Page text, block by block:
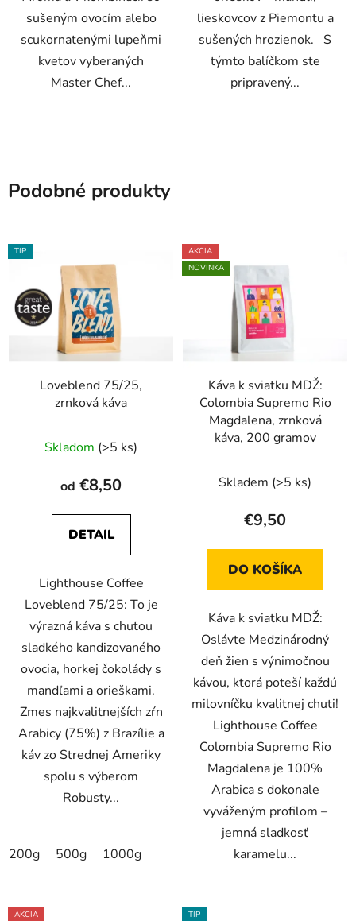
sušeným ovocím alebo
scukornatenými lupeňmi
kvetov vyberaných
Master Chef...
lieskovcov z Piemontu a
sušených hrozienok. S
týmto balíčkom ste
pripravený...
Podobné produkty
TIP
Loveblend 75/25,
zrnková káva
Skladom (>5 ks)
od €8,50
DETAIL
Lighthouse Coffee
Loveblend 75/25: To je
výrazná káva s chuťou
sladkého kandizovaného
ovocia, horkej čokolády s
mandľami a orieškami.
Zmes najkvalitnejších zŕn
Arabicy (75%) z Brazílie a
káv zo Strednej Ameriky
spolu s výberom
Robusty...
200g 500g 1000g
AKCIA
NOVINKA
Káva k sviatku MDŽ:
Colombia Supremo Rio
Magdalena, zrnková
káva, 200 gramov
Skladem (>5 ks)
€9,50
DO KOŠÍKA
Káva k sviatku MDŽ:
Oslávte Medzinárodný
deň žien s výnimočnou
kávou, ktorá poteší každú
milovníčku kvalitnej chuti!
Lighthouse Coffee
Colombia Supremo Rio
Magdalena je 100%
Arabica s dokonale
vyváženým profilom –
jemná sladkosť
karamelu...
AKCIA TIP